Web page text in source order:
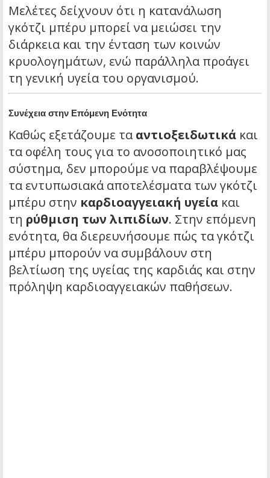
Μελέτες δείχνουν ότι η κατανάλωση
γκότζι μπέρυ μπορεί να μειώσει την
διάρκεια και την ένταση των κοινών
κρυολογημάτων, ενώ παράλληλα προάγει
τη γενική υγεία του οργανισμού.
Συνέχεια στην Επόμενη Ενότητα
Καθώς εξετάζουμε τα αντιοξειδωτικά και
τα οφέλη τους για το ανοσοποιητικό μας
σύστημα, δεν μπορούμε να παραβλέψουμε
τα εντυπωσιακά αποτελέσματα των γκότζι
μπέρυ στην καρδιοαγγειακή υγεία και
τη ρύθμιση των λιπιδίων. Στην επόμενη
ενότητα, θα διερευνήσουμε πώς τα γκότζι
μπέρυ μπορούν να συμβάλουν στη
βελτίωση της υγείας της καρδιάς και στην
πρόληψη καρδιοαγγειακών παθήσεων.